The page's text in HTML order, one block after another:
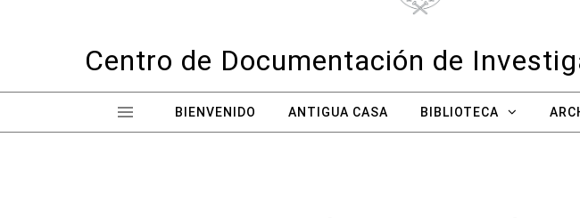
Centro de Documentación de
BIENVENIDO ANTIGUA CASA BIBLIOTECA